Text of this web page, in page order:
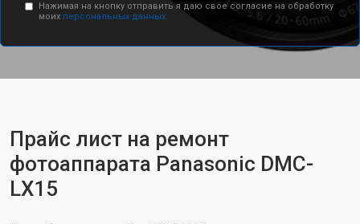
Нажимая на кнопку отправить я даю свое согласие на обработку
моих персональных данных.
Прайс лист на ремонт
фотоаппарата Panasonic DMC-
LX15